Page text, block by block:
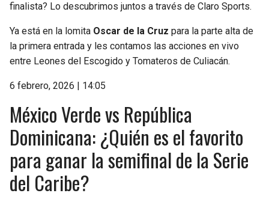
finalista? Lo descubrimos juntos a través de Claro Sports.
Ya está en la lomita Oscar de la Cruz para la parte alta de
la primera entrada y les contamos las acciones en vivo
entre Leones del Escogido y Tomateros de Culiacán.
6 febrero, 2026 | 14:05
México Verde vs República
Dominicana: ¿Quién es el favorito
para ganar la semifinal de la Serie
del Caribe?